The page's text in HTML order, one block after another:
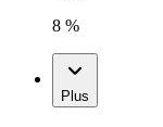
8 %
Plus